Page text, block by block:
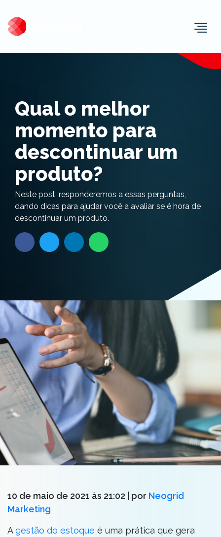
Qual o melhor
momento para
descontinuar um
produto?
Neste post, responderemos a essas perguntas,
dando dicas para ajudar você a avaliar se é hora de
descontinuar um produto.
10 de maio de 2021 às 21:02 | por Neogrid
Marketing
Agestão do estoque é uma prática que gera